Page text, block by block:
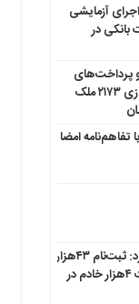
آزمایشی
بانکی در
و پرداخت‌های
عمومی در شرایط جنگی/ مولدسازی ۲۱۷۳ ملک
امضا
دبیر ستاد اربعین استان عنوان کرد: ثبت‌نام ۴۳هزار
لرستانی در سامانه سماح/ فعالیت ۴هزار خادم در